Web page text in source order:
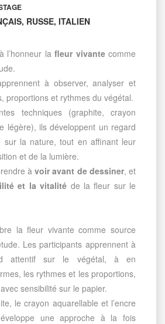
RUSSE, ITALIEN
l’honneur la fleur vivantecomme
à observer, analyser et
proportions et rythmes du végétal.
techniques (graphite, crayon
légère), ils développent un regard
sur la nature, tout en affinant leur
et de la lumière.
à voir avant de dessiner, et
et la vitalité de la fleur sur le
la fleur vivante comme source
Les participants apprennent à
attentif sur le végétal, à en
les rythmes et les proportions,
sensibilité sur le papier.
le crayon aquarellable et l’encre
une approche à la fois